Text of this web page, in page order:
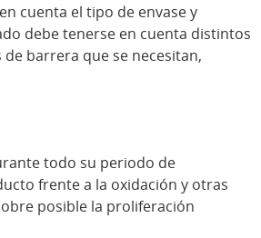
cuenta el tipo de envase y
debe tenerse en cuenta distintos
barrera que se necesitan,
todo su periodo de
frente a la oxidación y otras
posible la proliferación